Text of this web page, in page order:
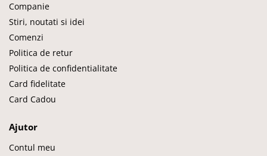
Companie
Stiri, noutati si idei
Comenzi
Politica de retur
Politica de confidentialitate
Card fidelitate
Card Cadou
Ajutor
Contul meu